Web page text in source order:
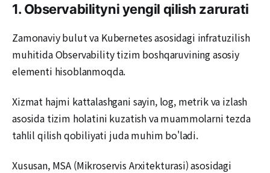
1. Observabilityni yengil qilish zarurati
Zamonaviy bulut va Kubernetes asosidagi infratuzilish
muhitida Observability tizim boshqaruvining asosiy
elementi hisoblanmoqda.
Xizmat hajmi kattalashgani sayin, log, metrik va izlash
asosida tizim holatini kuzatish va muammolarni tezda
tahlil qilish qobiliyati juda muhim bo'ladi.
Xususan, MSA (Mikroservis Arxitekturasi) asosidagi